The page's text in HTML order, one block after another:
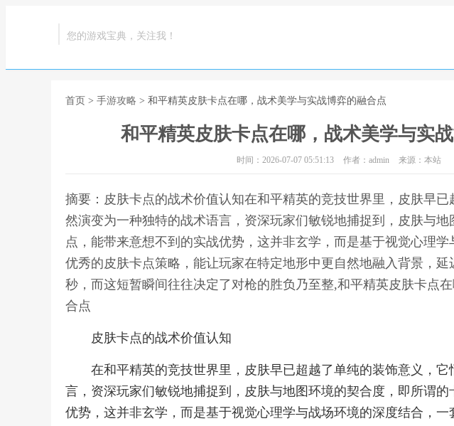
您的游戏宝典，关注我！
首页 > 手游攻略 > 和平精英皮肤卡点在哪，战术美学与实战博弈的融合点
和平精英皮肤卡点在哪，战术美学与实
时间：2026-07-07 05:51:13 作者：admin 来源：本站
摘要：皮肤卡点的战术价值认知在和平精英的竞技世界里，皮肤早
然演变为一种独特的战术语言，资深玩家们敏锐地捕捉到，皮肤与
点，能带来意想不到的实战优势，这并非玄学，而是基于视觉心理
优秀的皮肤卡点策略，能让玩家在特定地形中更自然地融入背景，
秒，而这短暂瞬间往往决定了对枪的胜负乃至整,和平精英皮肤卡点
合点
皮肤卡点的战术价值认知
在和平精英的竞技世界里，皮肤早已超越了单纯的装饰意义，
言，资深玩家们敏锐地捕捉到，皮肤与地图环境的契合度，即所谓
优势，这并非玄学，而是基于视觉心理学与战场环境的深度结合，